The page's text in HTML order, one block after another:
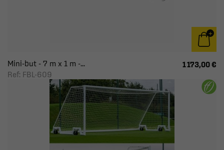
Mini-but - 7 m x 1 m -...
Ref: FBL-609
1 173,00 €